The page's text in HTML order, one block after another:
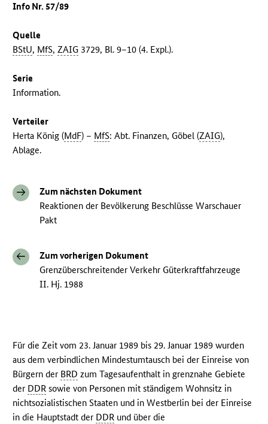
Info Nr. 57/89
Quelle
BStU, MfS,ZAIG 3729, Bl. 9–10 (4. Expl.).
Serie
Information.
Verteiler
Herta König (MdF) – MfS: Abt. Finanzen, Göbel (ZAIG),
Ablage.
Zum nächsten Dokument
Reaktionen der Bevölkerung Beschlüsse Warschauer
Pakt
Zum vorherigen Dokument
Grenzüberschreitender Verkehr Güterkraftfahrzeuge
II. Hj. 1988
Für die Zeit vom 23. Januar 1989 bis 29. Januar 1989 wurden
aus dem verbindlichen Mindestumtausch bei der Einreise von
Bürgern der BRD zum Tagesaufenthalt in grenznahe Gebiete
der DDR sowie von Personen mit ständigem Wohnsitz in
nichtsozialistischen Staaten und in Westberlin bei der Einreise
in die Hauptstadt der DDR und über die